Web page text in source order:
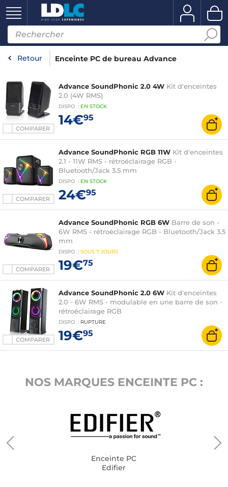
Retour Enceinte PC de bureau Advance
COMPARER
Advance SoundPhonic 2.0 4W Kit d'enceintes
2.0 (4W RMS)
DISPO : EN STOCK
14€95
COMPARER
Advance SoundPhonic RGB 11W Kit d'enceintes
2.1 - 11W RMS - rétroéclairage RGB -
Bluetooth/Jack 3.5 mm
DISPO : EN STOCK
24€95
COMPARER
Advance SoundPhonic RGB 6W Barre de son -
6W RMS - rétroéclairage RGB - Bluetooth/Jack 3.5
mm
DISPO : SOUS 7 JOURS
19€75
COMPARER
Advance SoundPhonic 2.0 6W Kit d'enceintes
2.0 - 6W RMS - modulable en une barre de son -
rétroéclairage RGB
DISPO : RUPTURE
19€95
NOS MARQUES ENCEINTE PC :
Enceinte PC
Edifier